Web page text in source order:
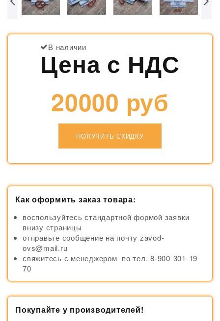
В наличии
Цена с НДС
20000 руб
ПОЛУЧИТЬ СКИДКУ
Как оформить заказ товара:
воспользуйтесь стандартной формой заявки
внизу страницы
отправьте сообщение на почту zavod-
ovs@mail.ru
свяжитесь с менеджером по тел. 8-900-301-19-
70
Покупайте у производителей!